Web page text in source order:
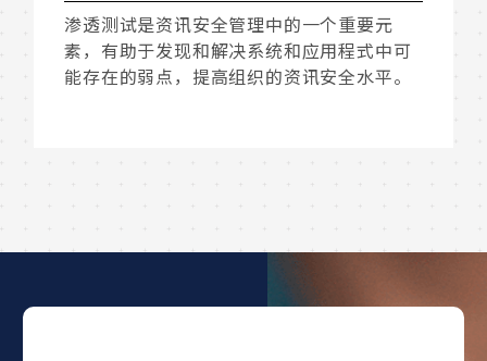
渗透测试是资讯安全管理中的一个重要元
素，有助于发现和解决系统和应用程式中可
能存在的弱点，提高组织的资讯安全水平。